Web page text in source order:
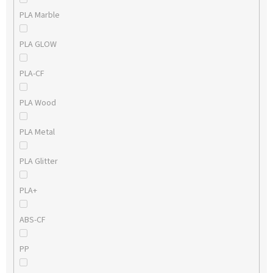
PLA Marble
PLA GLOW
PLA-CF
PLA Wood
PLA Metal
PLA Glitter
PLA+
ABS-CF
PP